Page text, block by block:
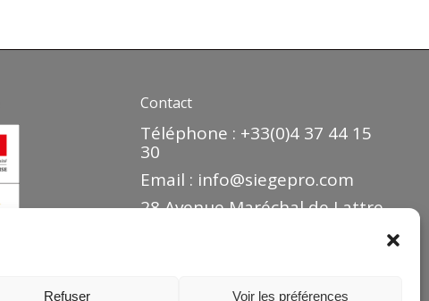
Refuser Voir les préférences
Contact
Téléphone : +33(0)4 37 44 15
30
Email : info@siegepro.com
28 Avenue Maréchal de Lattre